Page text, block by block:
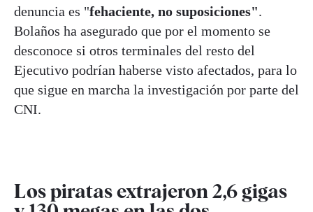
denuncia es "fehaciente, no suposiciones".
Bolaños ha asegurado que por el momento se
desconoce si otros terminales del resto del
Ejecutivo podrían haberse visto afectados, para lo
que sigue en marcha la investigación por parte del
CNI.
Los piratas extrajeron 2,6 gigas